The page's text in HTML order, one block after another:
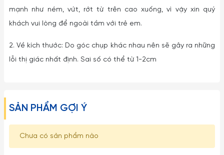
mạnh như ném, vứt, rớt từ trên cao xuống, vì vậy xin quý
khách vui lòng để ngoài tầm với trẻ em.
2. Về kích thước: Do góc chụp khác nhau nên sẽ gây ra những
lỗi thị giác nhất định. Sai số có thể từ 1-2cm
SẢN PHẨM GỢI Ý
Chưa có sản phẩm nào